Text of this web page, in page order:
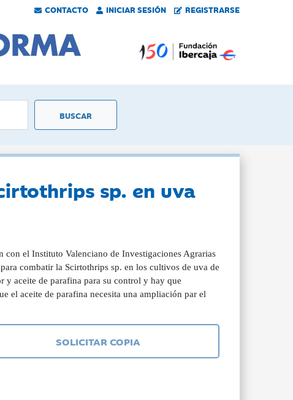
CONTACTO INICIAR SESIÓN REGISTRARSE
sp. en uva
el Instituto Valenciano de Investigaciones Agrarias
combatir la Scirtothrips sp. en los cultivos de uva de
y aceite de parafina para su control y hay que
el aceite de parafina necesita una ampliación par el
SOLICITAR COPIA